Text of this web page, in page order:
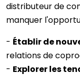
distributeur de
manquer
- Établir de
relations de
- Explorer les